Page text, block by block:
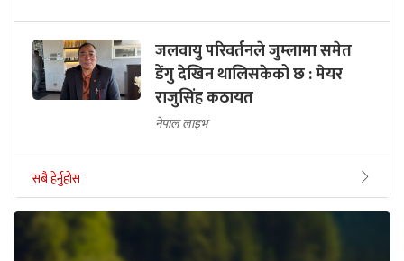
जलवायु परिवर्तनले जुम्लामा समेत
डेंगु देखिन थालिसकेको छ : मेयर
राजुसिंह कठायत
नेपाल लाइभ
सबै हेर्नुहोस